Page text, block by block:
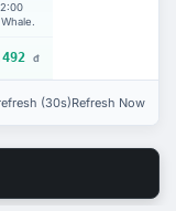
đ
(30s)Refresh Now